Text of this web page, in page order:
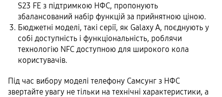
S23 FE з підтримкою НФС, пропонують
збалансований набір функцій за прийнятною ціною.
Бюджетні моделі, такі серії, як Galaxy A, поєднують у
собі доступність і функціональність, роблячи
технологію NFC доступною для широкого кола
користувачів.
Під час вибору моделі телефону Самсунг з НФС
звертайте увагу не тільки на технічні характеристики, а